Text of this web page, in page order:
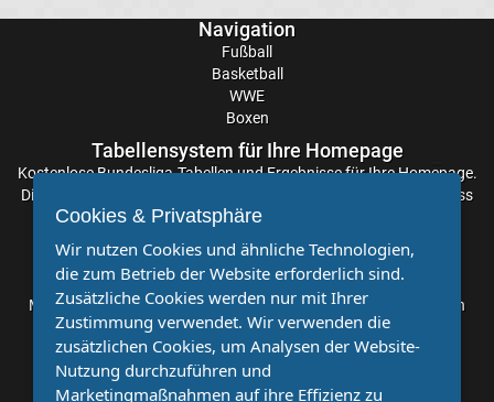
Serie
Tabelle
Fußball
Bundesliga
Navigation
Fußball
Basketball
WWE
Boxen
Tabellensystem für Ihre Homepage
KostenloseBundesliga-Tabellenund Ergebnisse für Ihre Homepage.
Die Aktualisierung der Ergebnisse erfolgt alle paar Minuten, sodass
Sie stets auf dem Laufenden sind. Einfache und schnelle
Partnervereine
Möchten Sie, dass auch Ihr Verein mehr Beachtung findet? Dann
sind Sie bei uns genau richtig. Wir suchen Ihren Verein für eine
kostenlose Kooperation. Veröffentlichen Sie Ihre Spielberichte,
Sportnachrichten und Aufrufe bei uns!
Cookies & Privatsphäre
Wir nutzen Cookies und ähnliche Technologien,
die zum Betrieb der Website erforderlich sind.
Zusätzliche Cookies werden nur mit Ihrer
Zustimmung verwendet. Wir verwenden die
zusätzlichen Cookies, um Analysen der Website-
Nutzung durchzuführen und
Marketingmaßnahmen auf ihre Effizienz zu